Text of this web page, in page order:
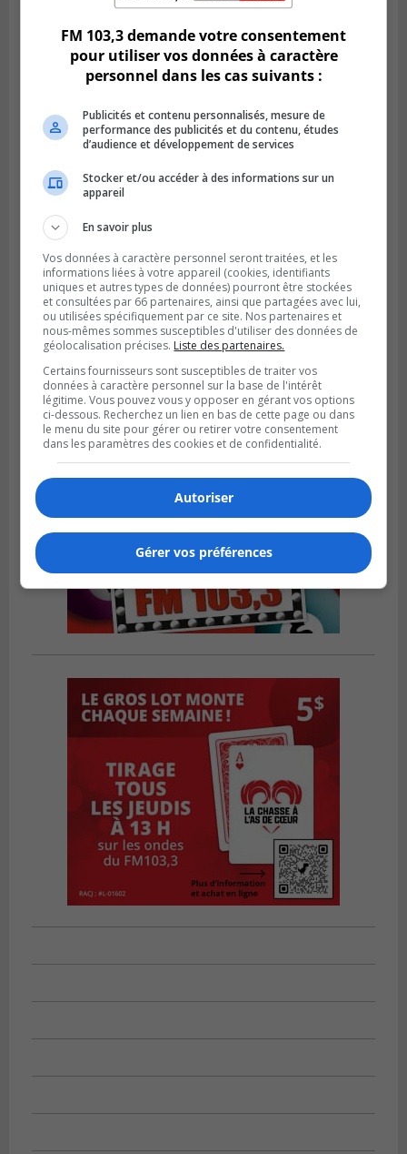
Publié le 2 août 2026 à 08h06
La Fête des parcs est de retour à Saint-
Bruno
SAINT-CATHERINE
Publié le 30 juillet 2026 à 07h58
Sainte-Catherine prolonge son aide
financière au Complexe Le Partage
FM 103,3 demande votre consentement
pour utiliser vos données à caractère
personnel dans les cas suivants :
Publicités et contenu personnalisés, mesure de
performance des publicités et du contenu, études
d’audience et développement de services
Stocker et/ou accéder à des informations sur un
appareil
En savoir plus
Vos données à caractère personnel seront traitées, et les
informations liées à votre appareil (cookies, identifiants
uniques et autres types de données) pourront être stockées
et consultées par 66 partenaires, ainsi que partagées avec lui,
ou utilisées spécifiquement par ce site. Nos partenaires et
nous-mêmes sommes susceptibles d'utiliser des données de
géolocalisation précises. Liste des partenaires.
Certains fournisseurs sont susceptibles de traiter vos
données à caractère personnel sur la base de l'intérêt
légitime. Vous pouvez vous y opposer en gérant vos options
ci-dessous. Recherchez un lien en bas de cette page ou dans
le menu du site pour gérer ou retirer votre consentement
dans les paramètres des cookies et de confidentialité.
Autoriser
Gérer vos préférences